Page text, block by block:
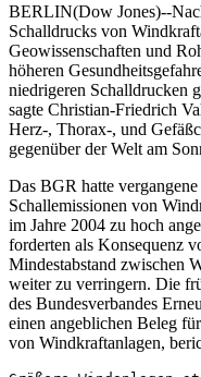
BERLIN(Dow Jones)--
Schalldrucks von
Geowissenschaften und
höheren
niedrigeren Schalldrucken
sagte Christian-Friedrich
Herz-, Thorax-, und
gegenüber der Welt am
Das BGR hatte
Schallemissionen von
im Jahre 2004 zu hoch
forderten als Konsequenz
Mindestabstand zwischen
weiter zu verringern. Die
des Bundesverbandes
einen angeblichen Beleg
von Windkraftanlagen,